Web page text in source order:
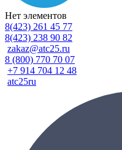
Нет элементов
8(423) 261 45 77
8(423) 238 90 82
zakaz@atc25.ru
8 (800) 770 70 07
+7 914 704 12 48
atc25ru